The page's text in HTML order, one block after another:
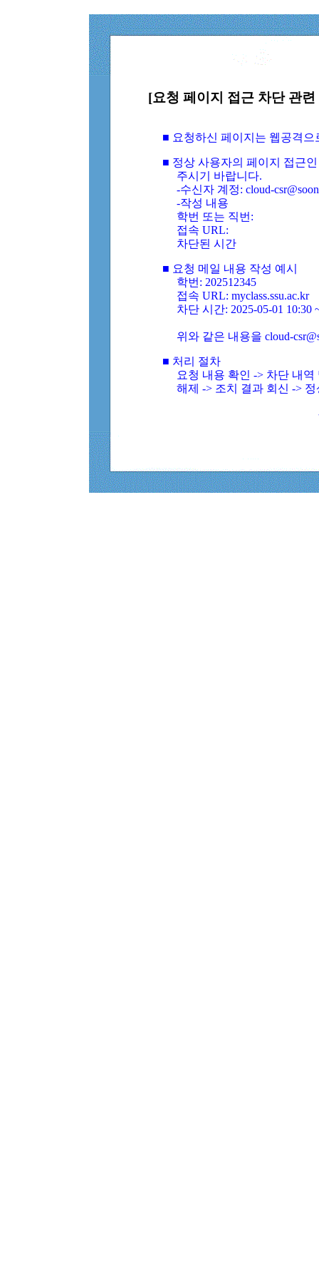
[요청 페이지 접근 차단 관
■ 요청하신 페이지는 웹공격
■ 정상 사용자의 페이지 접근
주시기 바랍니다.
-수신자 계정: cloud-
-작성 내용
학번 또는 직번:
접속 URL:
차단된 시간
■ 요청 메일 내용 작성 예시
학번: 202512345
접속 URL: myclass.ssu.ac.kr
차단 시간: 2025-05-01 10:30
위와 같은 내용을 cloud-
■ 처리 절차
요청 내용 확인 -> 차단 내
해제 -> 조치 결과 회신 ->